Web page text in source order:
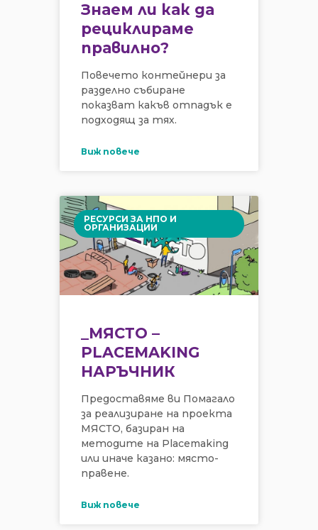
Знаем ли как да
рециклираме
правилно?
Повечето контейнери за
разделно събиране
показват какъв отпадък е
подходящ за тях.
Виж повече
РЕСУРСИ ЗА НПО И
ОРГАНИЗАЦИИ
_МЯСТО –
PLACEMAKING
НАРЪЧНИК
Предоставяме ви Помагало
за реализиране на проекта
МЯСТО, базиран на
методите на Placemaking
или иначе казано: място-
правене.
Виж повече